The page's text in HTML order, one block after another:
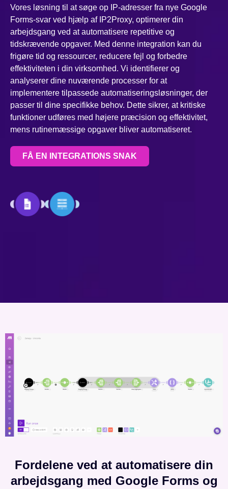
Vores løsning til at søge op IP-adresser fra nye Google
Forms-svar ved hjælp af IP2Proxy, optimerer din
arbejdsgang ved at automatisere repetitive og
tidskrævende opgaver. Med denne integration kan du
frigøre tid og ressourcer, reducere fejl og forbedre
effektiviteten i din virksomhed. Vi identifierer og
analyserer dine nuværende processer for at
implementere tilpassede automatiseringsløsninger, der
passer til dine specifikke behov. Dette sikrer, at kritiske
funktioner udføres med højere præcision og effektivitet,
mens rutinemæssige opgaver bliver automatiseret.
FÅ EN INTEGRATIONS SNAK
Fordelene ved at automatisere din
arbejdsgang med Google Forms og